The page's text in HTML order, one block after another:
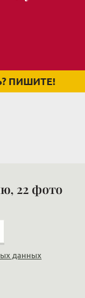
ПИШИТЕ!
22 фото
данных